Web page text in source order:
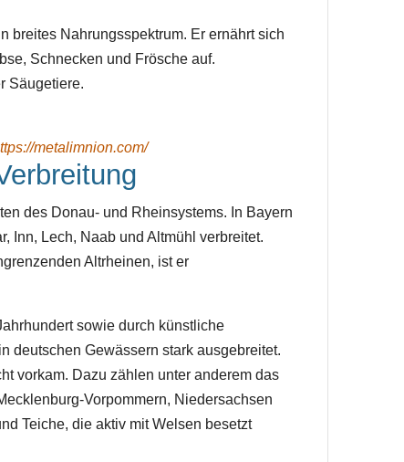
breites Nahrungsspektrum. Er ernährt sich
Schnecken und Frösche auf.
Säugetiere.
metalimnion.com/
des Donau- und Rheinsystems. In Bayern
Inn, Lech, Naab und Altmühl verbreitet.
Altrheinen, ist er
sowie durch künstliche
deutschen Gewässern stark ausgebreitet.
vorkam. Dazu zählen unter anderem das
Vorpommern, Niedersachsen
Teiche, die aktiv mit Welsen besetzt